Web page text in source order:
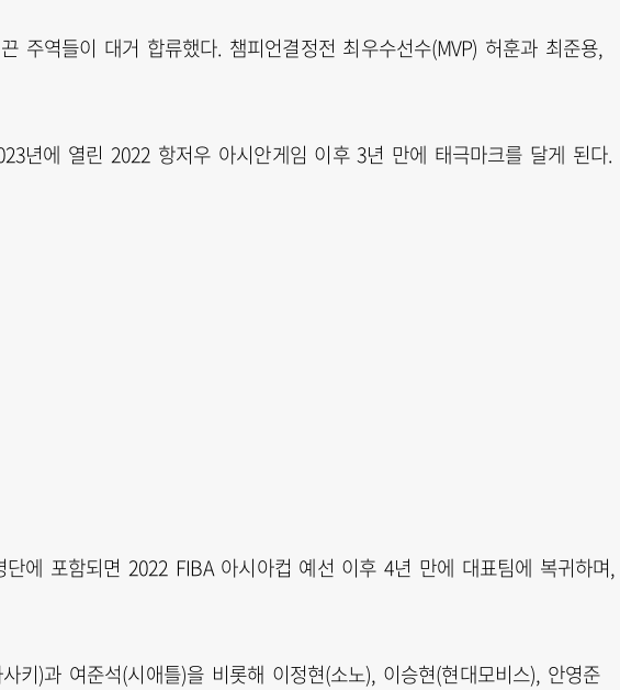
주역들이 대거 합류했다. 챔피언결정전 최우수선수(MVP) 허훈과 최준용,
년에 열린 2022 항저우 아시안게임 이후 3년 만에 태극마크를 달게 된다.
에 포함되면 2022 FIBA 아시아컵 예선 이후 4년 만에 대표팀에 복귀하며,
키)과 여준석(시애틀)을 비롯해 이정현(소노), 이승현(현대모비스), 안영준